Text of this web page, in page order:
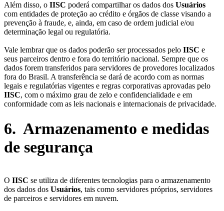
Além disso, o IISC poderá compartilhar os dados dos Usuários
com entidades de proteção ao crédito e órgãos de classe visando a
prevenção à fraude, e, ainda, em caso de ordem judicial e/ou
determinação legal ou regulatória.
Vale lembrar que os dados poderão ser processados pelo IISC e
seus parceiros dentro e fora do território nacional. Sempre que os
dados forem transferidos para servidores de provedores localizados
fora do Brasil. A transferência se dará de acordo com as normas
legais e regulatórias vigentes e regras corporativas aprovadas pelo
IISC, com o máximo grau de zelo e confidencialidade e em
conformidade com as leis nacionais e internacionais de privacidade.
6. Armazenamento e medidas
de segurança
O IISC se utiliza de diferentes tecnologias para o armazenamento
dos dados dos Usuários, tais como servidores próprios, servidores
de parceiros e servidores em nuvem.